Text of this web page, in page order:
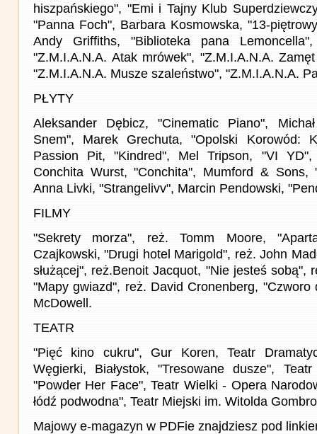
hiszpańskiego", "Emi i Tajny Klub
"Panna Foch", Barbara Kosmowska, "13-
Andy Griffiths, "Biblioteka pana
"Z.M.I.A.N.A. Atak mrówek", "Z.M.I.A.N.A.
"Z.M.I.A.N.A. Musze szaleństwo", "Z.M.I.A.N.A.
PŁYTY
Aleksander Dębicz, "Cinematic Piano",
Snem", Marek Grechuta, "Opolski Korowód:
Passion Pit, "Kindred", Mel Tripson, "VI YD",
Conchita Wurst, "Conchita", Mumford & Sons,
Anna Livki, "Strangelivv", Marcin Pendowski,
FILMY
"Sekrety morza", reż. Tomm Moore,
Czajkowski, "Drugi hotel Marigold", reż. John
służącej", reż.Benoit Jacquot, "Nie jesteś sobą",
"Mapy gwiazd", reż. David Cronenberg, "Czworo
McDowell.
TEATR
"Pięć kino cukru", Gur Koren, Teatr
Węgierki, Białystok, "Tresowane dusze",
"Powder Her Face", Teatr Wielki - Opera
łódź podwodna", Teatr Miejski im. Witolda
Majowy e-magazyn w PDFie znajdziesz pod